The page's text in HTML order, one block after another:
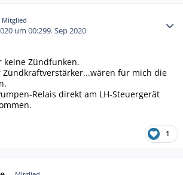
Mitglied
um 00:299. Sep 2020
keine Zündfunken.
Zündkraftverstärker...wären für mich die
Relais direkt am LH-Steuergerät
1